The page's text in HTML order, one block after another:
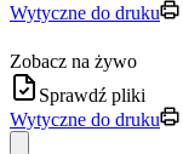
Wytyczne do druku
Zobacz na żywo
Sprawdź pliki
Wytyczne do druku